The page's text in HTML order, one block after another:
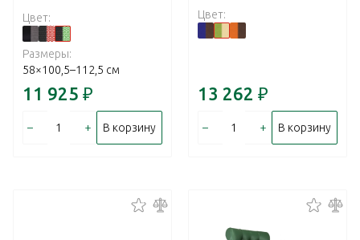
Цвет:
Размеры:
58×100,5–112,5 см
11 925 ₽
– + В корзину
Цвет:
13 262 ₽
– + В корзину